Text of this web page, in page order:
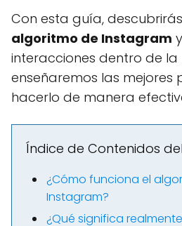
Con esta guía, descubrirás
algoritmo de Instagram
interacciones dentro de la
enseñaremos las
hacerlo de manera
Índice de Contenidos
¿Cómo funciona el
Instagram?
¿Qué significa realmente